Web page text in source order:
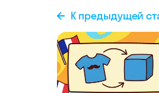
К предыдущей